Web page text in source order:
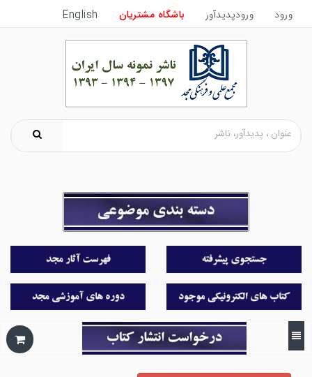
ورود ورودپدیدآور باشگاه مشتریان English